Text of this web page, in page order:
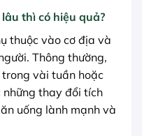
thì có hiệu quả?
thuộc vào cơ địa và
Thông thường,
vài tuần hoặc
thay đổi tích
uống lành mạnh và